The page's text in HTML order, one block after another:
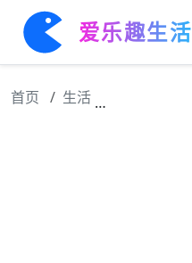
爱乐趣生活
首页 生活